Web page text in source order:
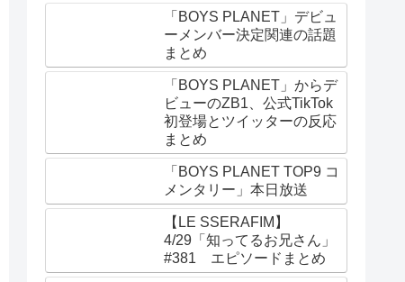
「BOYS PLANET」デビュ
ーメンバー決定関連の話題
まとめ
「BOYS PLANET」からデ
ビューのZB1、公式TikTok
初登場とツイッターの反応
まとめ
「BOYS PLANET TOP9 コ
メンタリー」本日放送
【LE SSERAFIM】
4/29「知ってるお兄さん」
#381 エピソードまとめ